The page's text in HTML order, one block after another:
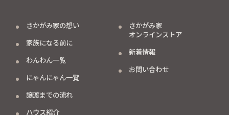
さかがみ家の想い
家族になる前に
わんわん一覧
にゃんにゃん一覧
譲渡までの流れ
ハウス紹介
さかがみ家
オンラインストア
新着情報
お問い合わせ